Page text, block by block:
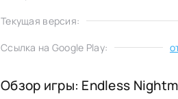
Текущая версия:
Ссылка на Google Play:
Обзор игры: Endless